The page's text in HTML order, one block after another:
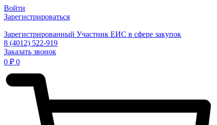
Войти
Зарегистрироваться
Зарегистрированный Участник ЕИС в сфере закупок
8 (4012) 522-919
Заказать звонок
0 ₽ 0